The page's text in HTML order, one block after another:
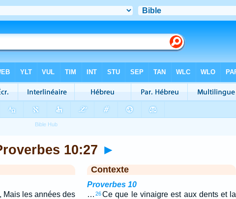
10:27 ►
Mais les années des
Contexte
Proverbes 10
… 26Ce que le vinaigre est aux dents et la